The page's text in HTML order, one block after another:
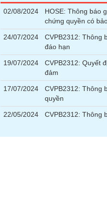
02/08/2024
HOSE: Thông báo
chứng quyền có
24/07/2024
CVPB2312: Thông
đáo hạn
19/07/2024
CVPB2312: Quyết
đảm
17/07/2024
CVPB2312: Thông
quyền
22/05/2024 CVPB2312: Thông